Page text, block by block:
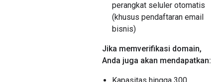
perangkat seluler otomatis
(khusus pendaftaran email
bisnis)
Jika memverifikasi domain,
Anda juga akan mendapatkan: